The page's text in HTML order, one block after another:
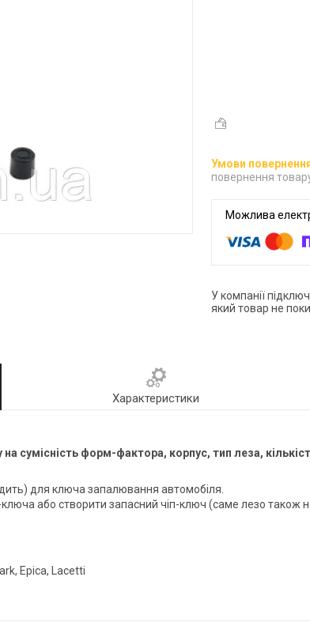
повернення
У компанії
який товар не
Характеристики
сумісність форм-фактора, корпус, тип леза,
для ключа запалювання автомобіля.
або створити запасний чіп-ключ (саме лезо також
Epica, Lacetti